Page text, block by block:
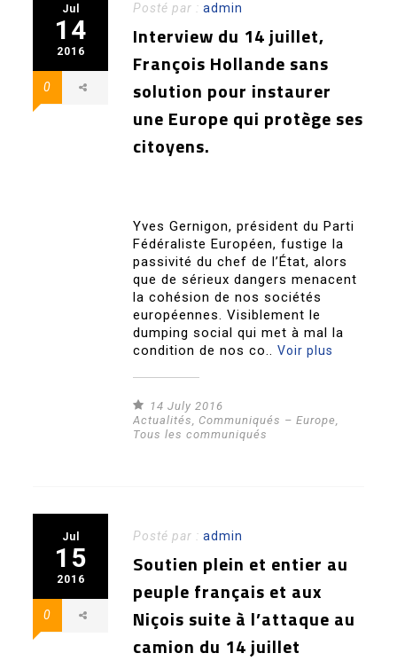
Jul
14
2016
0
Posté par :admin
Interview du 14 juillet,
François Hollande sans
solution pour instaurer
une Europe qui protège ses
citoyens.
Yves Gernigon, président du Parti
Fédéraliste Européen, fustige la
passivité du chef de l’État, alors
que de sérieux dangers menacent
la cohésion de nos sociétés
européennes. Visiblement le
dumping social qui met à mal la
condition de nos co..Voir plus
14 July 2016
Actualités, Communiqués – Europe,
Tous les communiqués
Jul
15
2016
0
Posté par :admin
Soutien plein et entier au
peuple français et aux
Niçois suite à l’attaque au
camion du 14 juillet